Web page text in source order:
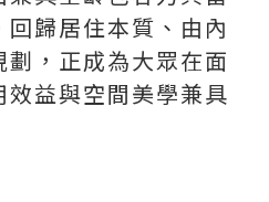
歸居住本質、由內
，正成為大眾在面
益與空間美學兼具